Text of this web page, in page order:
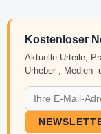
Kostenloser
Aktuelle Urteile,
Urheber-, Medien-